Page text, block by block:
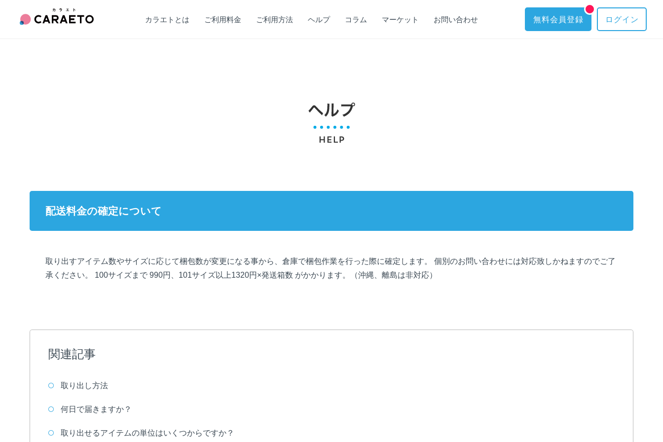
カラエトとは ご利用料金 ご利用方法 ヘルプ コラム マーケット お問い合わせ 無料会員登録 ログイン
配送料金の確定について
取り出すアイテム数やサイズに応じて梱包数が変更になる事から、倉庫で梱包作業を行った際に確定します。 個別のお問い合わせには対応致しかねますのでご了
承ください。 100サイズまで 990円、101サイズ以上1320円×発送箱数 がかかります。（沖縄、離島は非対応）
関連記事
取り出し方法
何日で届きますか？
取り出せるアイテムの単位はいくつからですか？